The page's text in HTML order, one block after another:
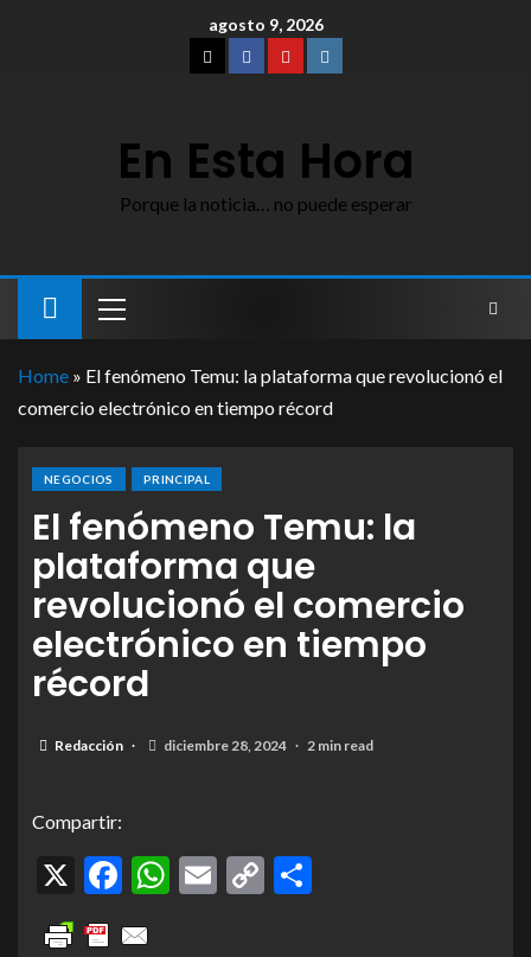
agosto 9, 2026
En Esta Hora
Porque la noticia… no puede esperar
Home » El fenómeno Temu: la plataforma que revolucionó el
comercio electrónico en tiempo récord
NEGOCIOS PRINCIPAL
El fenómeno Temu: la
plataforma que
revolucionó el comercio
electrónico en tiempo
récord
Redacción diciembre 28, 2024 2 min read
Compartir:
X Facebook
WhatsApp
Email
Copy